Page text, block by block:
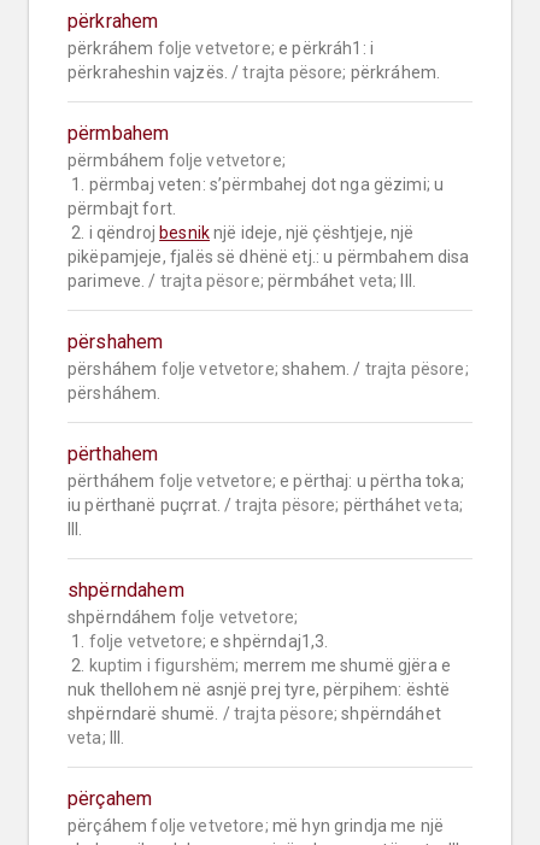
përkrahem
përkráhem folje vetvetore; e përkráh1: i
përkraheshin vajzës. / trajta pësore; përkráhem.
përmbahem
përmbáhem folje vetvetore;
përmbajt fort.
2. i qëndroj besnik një ideje, një çështjeje, një
pikëpamjeje, fjalës së dhënë etj.: u përmbahem disa
parimeve. / trajta pësore; përmbáhet veta;
përshahem
përsháhem folje vetvetore; shahem. / trajta pësore;
përsháhem.
përthahem
përtháhem folje vetvetore; e përthaj: u përtha toka;
iu përthanë puçrrat. / trajta pësore; përtháhet veta;
shpërndahem
shpërndáhem folje vetvetore;
1. folje vetvetore; e shpërndaj1,3.
2.
kuptim i figurshëm; merrem me shumë gjëra e
nuk thellohem në asnjë prej tyre, përpihem: është
shpërndarë shumë. / trajta pësore;
shpërndáhet
veta;
përçahem
përçáhem folje vetvetore; më hyn grindja me një